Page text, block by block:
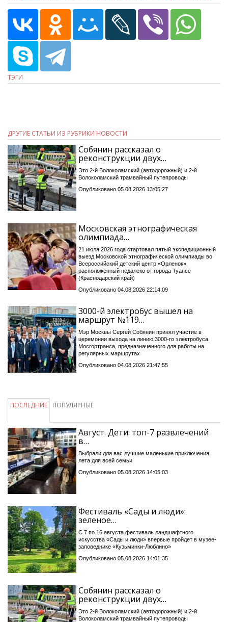
ТЭГИ
ДРУГИЕ СТАТЬИ ИЗ РУБРИКИ НОВОСТИ
Собянин рассказал о
реконструкции двух…
Это 2-й Волоколамский (автодорожный) и 2-й
Волоколамский трамвайный путепроводы
Опубликовано 05.08.2026 13:05:27
Московская этнографическая
олимпиада…
21 июля 2026 года стартовал пятый экспедиционный
выезд Московской этнографической олимпиады во
Всероссийский детский центр «Орленок»,
расположенный недалеко от города Туапсе
(Краснодарский край)
Опубликовано 04.08.2026 22:14:09
3000-й электробус вышел на
маршрут №119…
Мэр Москвы Сергей Собянин принял участие в
церемонии выхода на линию 3000-го электробуса
Мосгортранса, предназначенного для работы на
регулярных маршрутах
Опубликовано 04.08.2026 21:47:55
ПОСЛЕДНИЕ ПОПУЛЯРНЫЕ
Август. Дети: топ-7 развлечений
в…
Выбрали для вас лучшие маленькие приключения
лета для всей семьи
Опубликовано 05.08.2026 14:05:03
Фестиваль «Сады и люди»:
зеленое…
С 7 по 16 августа фестиваль ландшафтного
искусства «Сады и люди» впервые пройдет в музее-
заповеднике «Кузьминки-Люблино»
Опубликовано 05.08.2026 14:01:35
Собянин рассказал о
реконструкции двух…
Это 2-й Волоколамский (автодорожный) и 2-й
Волоколамский трамвайный путепроводы